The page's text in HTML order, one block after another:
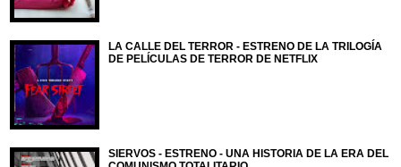
LA CALLE DEL TERROR - ESTRENO DE LA TRILOGÍA
DE PELÍCULAS DE TERROR DE NETFLIX
SIERVOS - ESTRENO - UNA HISTORIA DE LA ERA DEL